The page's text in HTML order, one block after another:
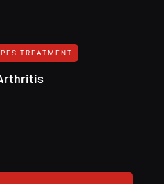
TREATMENT‎